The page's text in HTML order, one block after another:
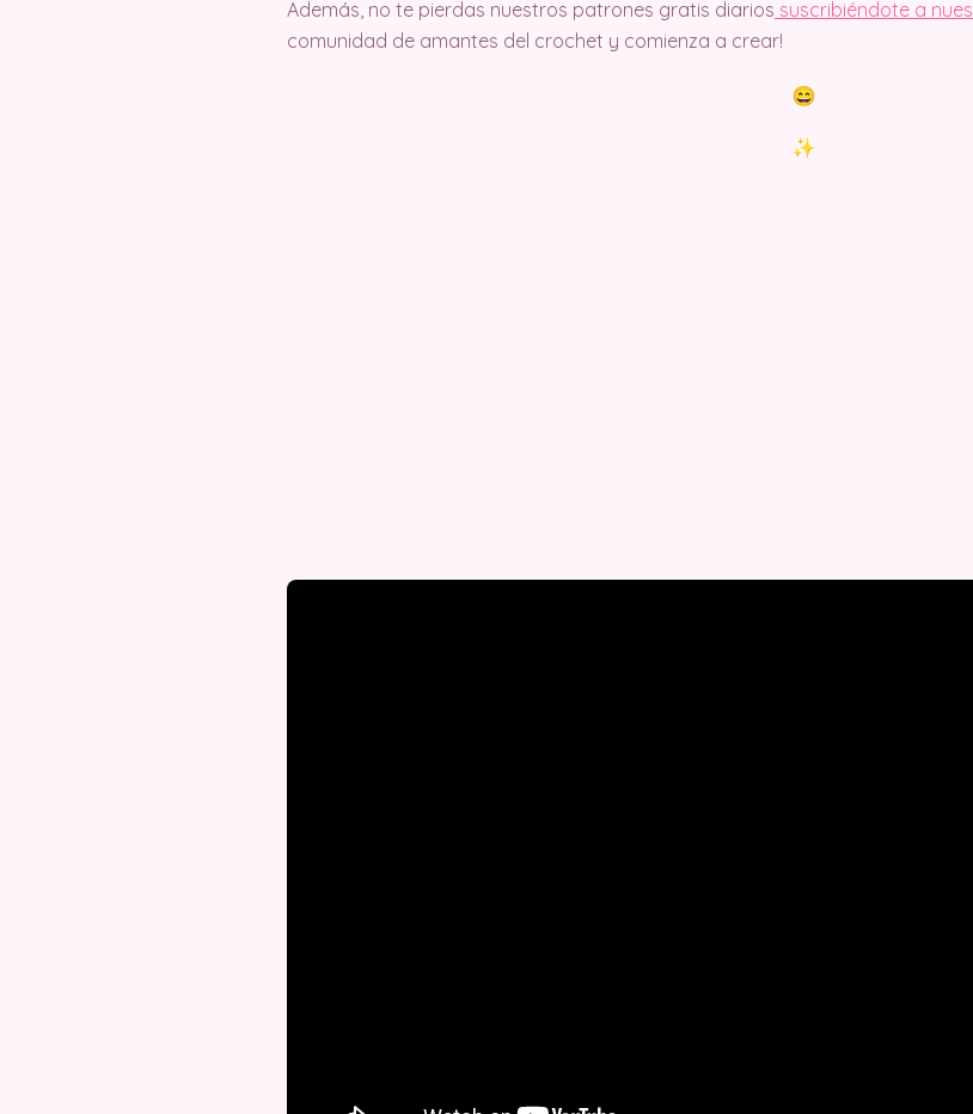
Además, no te pierdas nuestros patrones gratis diarios suscribiéndote a
comunidad de amantes del crochet y comienza a crear!